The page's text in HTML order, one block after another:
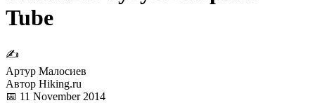
Tube
✍
Артур Малосиев
Автор Hiking.ru
📅 11 November 2014